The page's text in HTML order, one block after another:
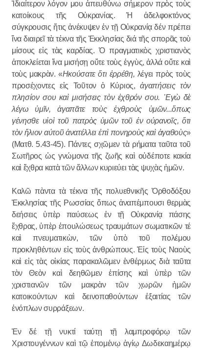
Ἰδιαίτερον λόγον μου ἀπευθύνω σήμερον πρὸς τοὺς
κατοίκους τῆς Οὐκρανίας. Ἡ ἀδελφοκτόνος
σύγκρουσις ἥτις ἀνέκυψεν ἐν τῇ Οὐκρανίᾳ δέν πρέπει
ἵνα διαιρεῖ τὰ τἐκνα τῆς Ἐκκλησίας διά τῆς σπορᾶς τοὺ
μίσους εἰς τὰς καρδίας. Ὁ πραγματικὸς χριστιανὸς
ἀποκλείεται ἵνα μισήσῃ οὔτε τοὺς ἐγγὺς, ἀλλά οὔτε καὶ
τοὺς μακρὰν. «Ηκούσατε ὅτι ἐρρέθη, λέγει πρὸς τοὺς
προσέχοντες εἰς Τοῦτον ὁ Κύριος,ἀγαπήσεις τὸν
πλησίον σου καὶ μισήσεις τὸν ἐχθρόν σου. ᾿Εγὼ δὲ
λέγω ὑμῖν, ἀγαπᾶτε τοὺς ἐχθροὺς ὑμῶν...ὅπως
γένησθε υἱοὶ τοῦ πατρὸς ὑμῶν τοῦ ἐν οὐρανοῖς, ὅτι
τὸν ἥλιον αὐτοῦ ἀνατέλλει ἐπὶ πονηροὺς καὶ ἀγαθοὺς»
(Ματθ. 5.43-45). Πάντες σχῶμεν τὰ ρήματα ταῦτα τοῦ
Σωτῆρος ὡς γνώμονα τῆς ζωῆς καὶ οὐδέποτε κακία
καὶ ἔχθρα κατὰ τῶν ἄλλων κυριεύει τὰς ψυχὰς ἡμῶν.
Καλῶ πὰντα τὰ τέκνα τῆς πολυεθνικῆς Ὀρθοδόξου
Ἐκκλησίας τῆς Ρωσσίας ὅπως ἀναπέμπουσι θερμὰς
δεήσεις ὑπὲρ παύσεως ἐν τῇ Οὐκρανίᾳ πάσης
ἔχθρας, ὑπὲρ ἐπουλώσεως τραυμάτων σωματικῶν τέ
καὶ πνευματικὼν, τῶν ὑπὸ τοῦ πολέμου
προκληθέντων εἰς τοὺς ἀνθρώπους. Ἐἰς τοὺς Ναοὺς
καὶ εἰς τὰς οἰκίας παρακαλῶμεν ἐνθέρμως διὰ ταῦτα
τὸν Θεὸν καὶ δεηθῶμεν ἐπίσης καὶ ὑπὲρ τῶν
χριστιανῶν τῶν μακρὰν τῶν χωρῶν ἡμῶν
κατοικούντων καὶ δεινοπαθούντων ἐξαιτίας τῶν
ἐνόπλων συρράξεων.
Ἐν δέ τῇ νυκτί ταύτῃ τῇ λαμπροφόρῳ τῶν
Χριστουγέννων καὶ τῷ ἐπομένῳ ἁγίῳ Δωδεκαημέρῳ